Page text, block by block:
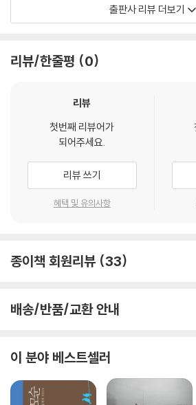
24 조지프 니덤 《중국의 과학과 문명》 1954
25 전상운 《한국 과학 기술사》 1966
26 아리스토텔레스 《자연학》 기원전 4세기
고대 이래 2000년간 서양 문명을 지배한 그리
27 에피쿠로스 《쾌락》 기원전 3세기
인류 역사상 《성서》 다음으로 많이 읽힌 책
〈해리포터〉의 불사조 ‘피닉스’가 고대 로마에서
코페르니쿠스 이전 서양 천문학을 이끈 가장 위
수천 년 과학의 발달사를 30권의 명저로 만난다
현대인들은 인류 역사상 과학의 혜택을 가장 많
게 과학 관련 업종으로 흡수되고 있다. 과학고
을 줄 모르고, 과학을 쉽게 알려주는 유튜브 채
이 넘는 곳도 생겨났다. 과학을 모르고 현실 세
제 과학 지식이 필수적인 교양인 시대다.
를 거쳐 왓슨, 도킨스 등으로 대표되는 근현대
경, 책의 주요 내용, 후대에 미친 영향 등 핵심
… 천체의 경이로움을 생생하게 기록한 갈릴레이
… 지성인의 필독서가 된 현대의 과학 고전 리처
출판사 리뷰 더보기
리뷰/한줄평 0
리뷰
첫번째 리뷰어가
되어주세요.
리뷰 쓰기
혜택 및 유의사항
종이책 회원리뷰 33
배송/반품/교환 안내
이 분야 베스트셀러